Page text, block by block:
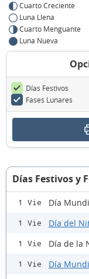
Cuarto Creciente
Luna Llena
Cuarto Menguante
Luna Nueva
Días Festivos
Fases Lunares
Días Festivos y
1 Vie Día
1 Vie Día del
1 Vie Día de la
1 Vie Día